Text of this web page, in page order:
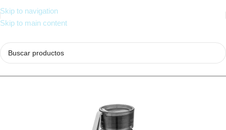
Skip to navigation
Skip to main content